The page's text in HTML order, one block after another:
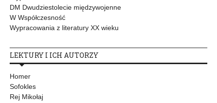
DM Dwudziestolecie międzywojenne
W Współczesność
Wypracowania z literatury XX wieku
LEKTURY I ICH AUTORZY
Homer
Sofokles
Rej Mikołaj